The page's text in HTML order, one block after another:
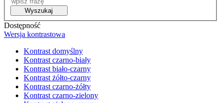
Wyszukaj
Dostępność
Wersja kontrastowa
Kontrast domyślny
Kontrast czarno-biały
Kontrast biało-czarny
Kontrast żółto-czarny
Kontrast czarno-żółty
Kontrast czarno-zielony